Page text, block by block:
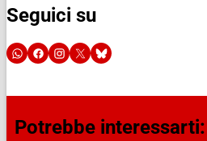
Seguici su
Potrebbe interessarti: